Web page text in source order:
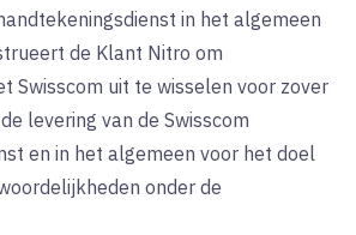
in het algemeen
de Klant Nitro om
Swisscom uit te wisselen voor zover
levering van de Swisscom
en in het algemeen voor het doel
onder de